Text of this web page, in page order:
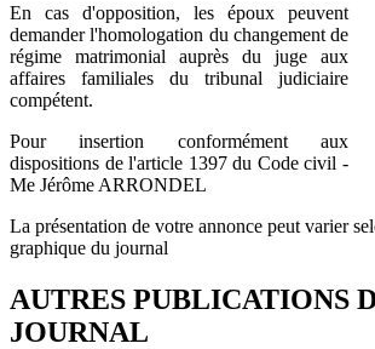
En cas d'opposition, les époux peuvent
demander l'homologation du changement de
régime matrimonial auprès du juge aux
affaires familiales du tribunal judiciaire
compétent.
Pour insertion conformément aux
dispositions de l'article 1397 du Code civil -
Me Jérôme ARRONDEL
La présentation de votre annonce peut varier
graphique du journal
AUTRES PUBLICATIONS
JOURNAL